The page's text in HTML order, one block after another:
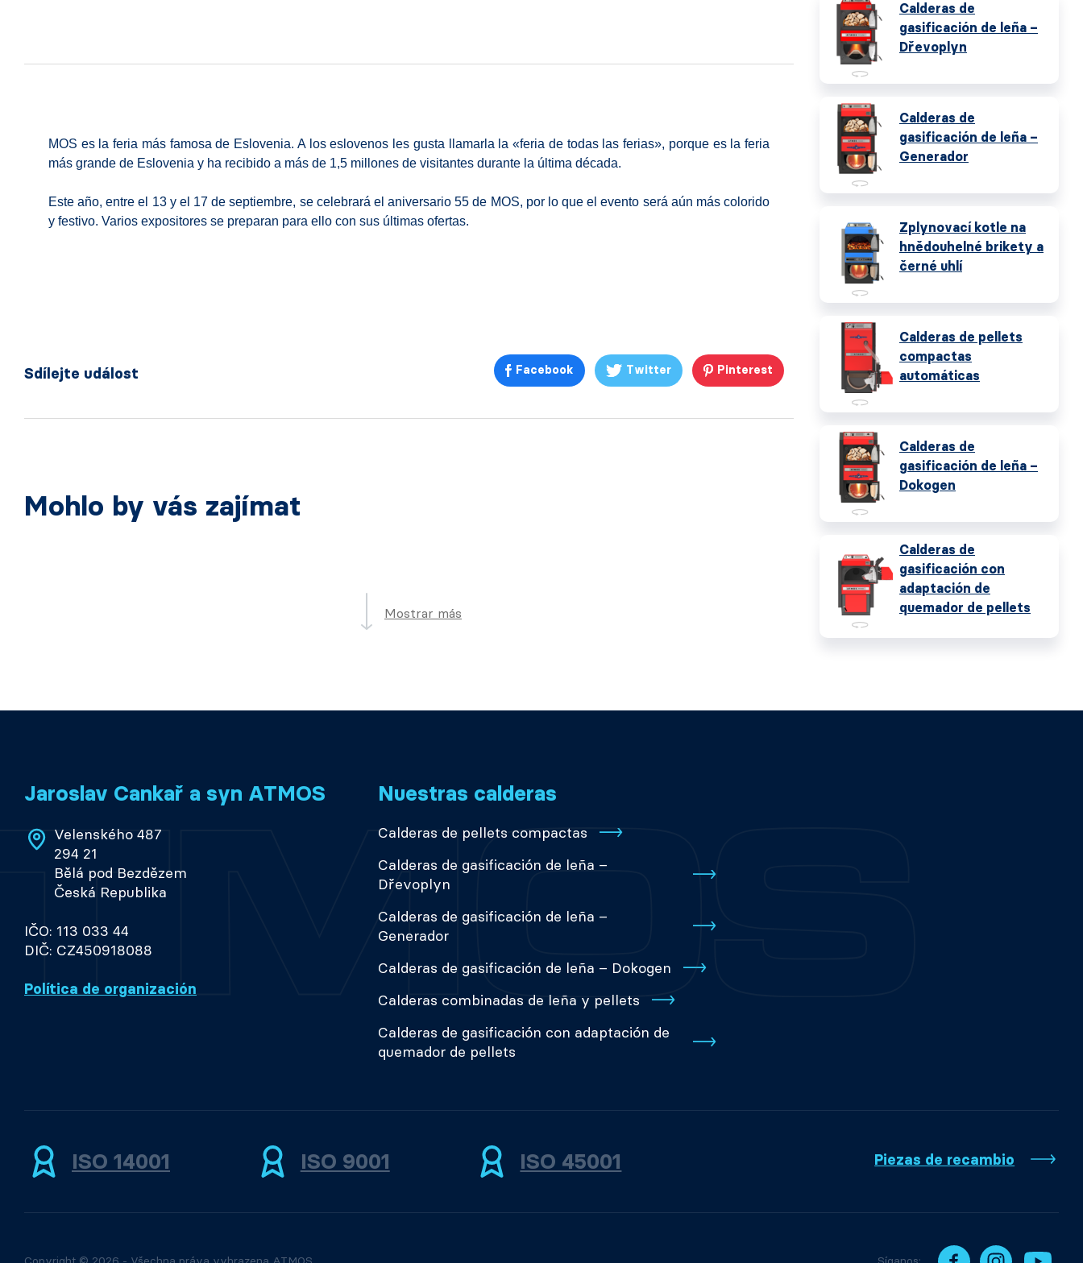
MOS es la feria más famosa de Eslovenia. A los eslovenos les gusta llamarla la «feria de todas las ferias», porque es la feria
más grande de Eslovenia y ha recibido a más de 1,5 millones de visitantes durante la última década.
Este año, entre el 13 y el 17 de septiembre, se celebrará el aniversario 55 de MOS, por lo que el evento será aún más colorido
y festivo. Varios expositores se preparan para ello con sus últimas ofertas.
Sdílejte událost Facebook Twitter Pinterest
Mohlo by vás zajímat
Mostrar más
Calderas de
gasificación de leña –
Dřevoplyn
Calderas de
gasificación de leña –
Generador
Zplynovací kotle na
hnědouhelné brikety a
černé uhlí
Calderas de pellets
compactas
automáticas
Calderas de
gasificación de leña –
Dokogen
Calderas de
gasificación con
adaptación de
quemador de pellets
Jaroslav Cankař a syn ATMOS
Velenského 487
294 21
Bělá pod Bezdězem
Česká Republika
IČO: 113 033 44
DIČ: CZ450918088
Política de organización
Nuestras calderas
Calderas de pellets compactas
Calderas de gasificación de leña –
Dřevoplyn
Calderas de gasificación de leña –
Generador
Calderas de gasificación de leña – Dokogen
Calderas combinadas de leña y pellets
Calderas de gasificación con adaptación de
quemador de pellets
ISO 14001 ISO 9001 ISO 45001 Piezas de recambio